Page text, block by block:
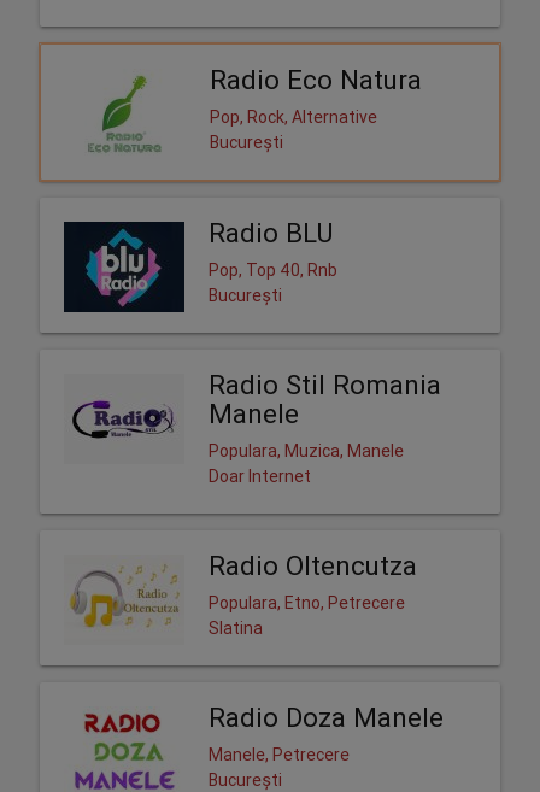
Radio Eco Natura
Pop, Rock, Alternative
București
Radio BLU
Pop, Top 40, Rnb
București
Radio Stil Romania
Manele
Populara, Muzica, Manele
Doar Internet
Radio Oltencutza
Populara, Etno, Petrecere
Slatina
Radio Doza Manele
Manele, Petrecere
București